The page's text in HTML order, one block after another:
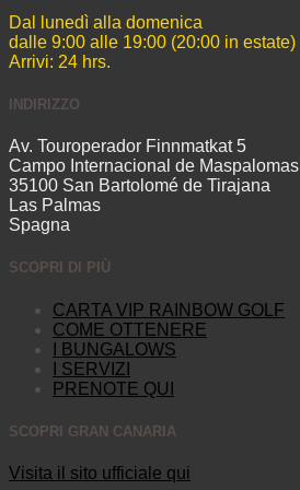
Dal lunedì alla domenica
dalle 9:00 alle 19:00 (20:00 in estate)
Arrivi: 24 hrs.
INDIRIZZO
Av. Touroperador Finnmatkat 5
Campo Internacional de Maspalomas
35100 San Bartolomé de Tirajana
Las Palmas
Spagna
SCOPRI DI PIÙ
CARTA VIP RAINBOW GOLF
COME OTTENERE
I BUNGALOWS
I SERVIZI
PRENOTE QUI
SCOPRI GRAN CANARIA
Visita il sito ufficiale qui